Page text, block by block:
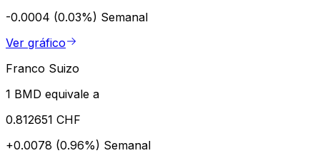
-0.0004 (0.03%) Semanal
Ver gráfico
Franco Suizo
1 BMD equivale a
0.812651 CHF
+0.0078 (0.96%) Semanal